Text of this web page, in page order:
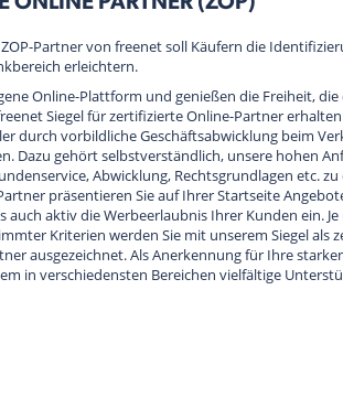
Partner von freenet soll Käufern die
erleichtern.
Online-Plattform und genießen die Freiheit,
Siegel für zertifizierte Online-Partner erhalten
durch vorbildliche Geschäftsabwicklung beim
Dazu gehört selbstverständlich, unsere hohen
Abwicklung, Rechtsgrundlagen etc. zu
präsentieren Sie auf Ihrer Startseite
auch aktiv die Werbeerlaubnis Ihrer Kunden ein.
Kriterien werden Sie mit unserem Siegel als
ausgezeichnet. Als Anerkennung für Ihre
in verschiedensten Bereichen vielfältige